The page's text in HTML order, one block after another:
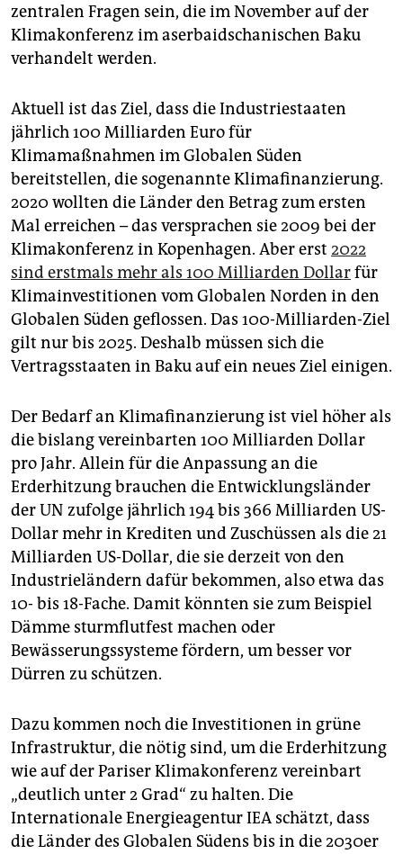
zentralen Fragen sein, die im November auf der
Klimakonferenz im aserbaidschanischen Baku
verhandelt werden.
Aktuell ist das Ziel, dass die Industriestaaten
jährlich 100 Milliarden Euro für
Klimamaßnahmen im Globalen Süden
bereitstellen, die sogenannte Klimafinanzierung.
2020 wollten die Länder den Betrag zum ersten
Mal erreichen – das versprachen sie 2009 bei der
Klimakonferenz in Kopenhagen. Aber erst 2022
sind erstmals mehr als 100 Milliarden Dollarfür
Klimainvestitionen vom Globalen Norden in den
Globalen Süden geflossen. Das 100-Milliarden-Ziel
gilt nur bis 2025. Deshalb müssen sich die
Vertragsstaaten in Baku auf ein neues Ziel einigen.
Der Bedarf an Klimafinanzierung ist viel höher als
die bislang vereinbarten 100 Milliarden Dollar
pro Jahr. Allein für die Anpassung an die
Erderhitzung brauchen die Entwicklungsländer
der UN zufolge jährlich 194 bis 366 Milliarden US-
Dollar mehr in Krediten und Zuschüssen als die 21
Milliarden US-Dollar, die sie derzeit von den
Industrieländern dafür bekommen, also etwa das
10- bis 18-Fache. Damit könnten sie zum Beispiel
Dämme sturmflutfest machen oder
Bewässerungssysteme fördern, um besser vor
Dürren zu schützen.
Dazu kommen noch die Investitionen in grüne
Infrastruktur, die nötig sind, um die Erderhitzung
wie auf der Pariser Klimakonferenz vereinbart
„deutlich unter 2 Grad“ zu halten. Die
Internationale Energieagentur IEA schätzt, dass
die Länder des Globalen Südens bis in die 2030er